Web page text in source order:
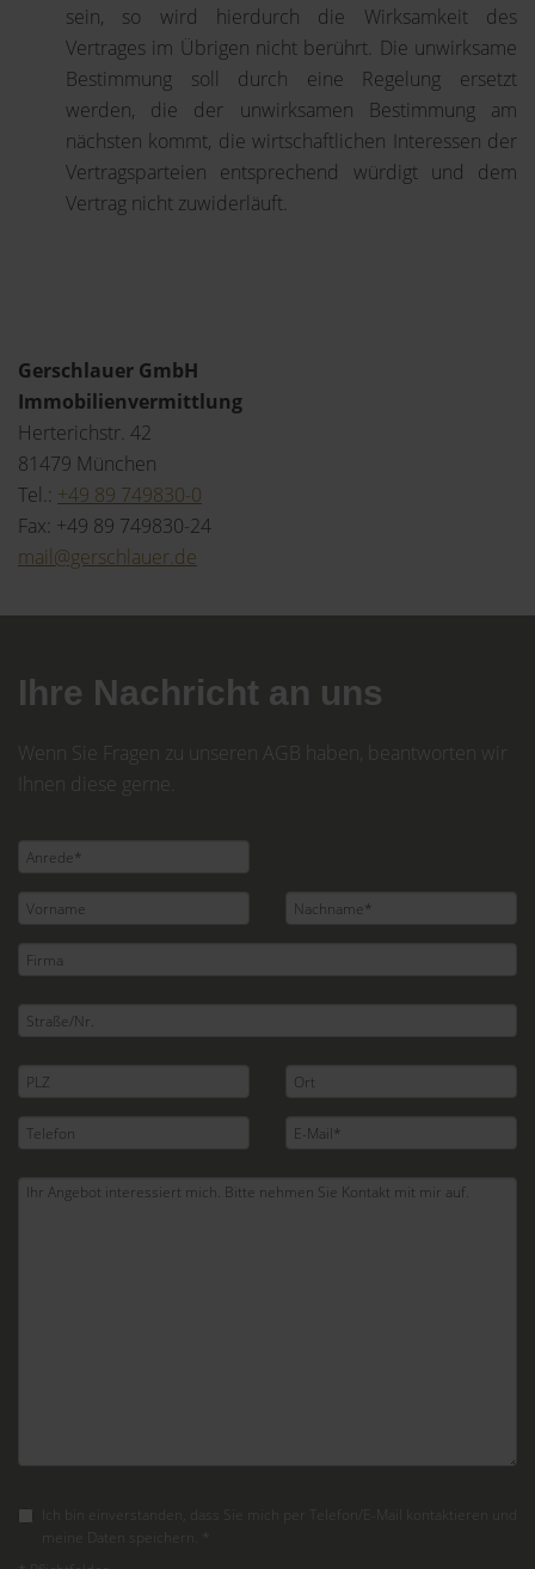
sein, so wird hierdurch die Wirksamkeit des
Vertrages im Übrigen nicht berührt. Die unwirksame
Bestimmung soll durch eine Regelung ersetzt
werden, die der unwirksamen Bestimmung am
nächsten kommt, die wirtschaftlichen Interessen der
Vertragsparteien entsprechend würdigt und dem
Vertrag nicht zuwiderläuft.
Gerschlauer GmbH
Immobilienvermittlung
Herterichstr. 42
81479 München
Tel.: +49 89 749830-0
Fax: +49 89 749830-24
mail@gerschlauer.de
Ihre Nachricht an uns
Wenn Sie Fragen zu unseren AGB haben, beantworten wir
Ihnen diese gerne.
Ich bin einverstanden, dass Sie mich per Telefon/E-Mail kontaktieren und
meine Daten speichern. *